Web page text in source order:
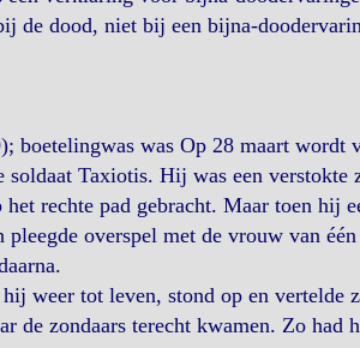
de dood, niet bij een bijna-
was Op 28 maart wordt
Taxiotis. Hij was een verstokte
rechte pad gebracht. Maar toen hij
overspel met de vrouw van
weer tot leven, stond op en vertelde
de zondaars terecht kwamen. Zo had